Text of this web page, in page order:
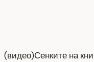
(видео)Сенките на